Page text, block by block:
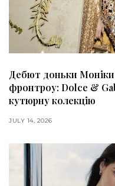
Дебют доньки
фронтроу: Dolce &
кутюрну колекцію
JULY 14, 2026